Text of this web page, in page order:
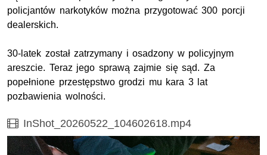
policjantów narkotyków można przygotować 300 porcji
dealerskich.
30-latek został zatrzymany i osadzony w policyjnym
areszcie. Teraz jego sprawą zajmie się sąd. Za
popełnione przestępstwo grodzi mu kara 3 lat
pozbawienia wolności.
Film
InShot_20260522_104602618.mp4